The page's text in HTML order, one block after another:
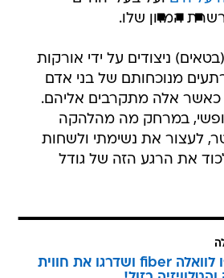
ניצודים על ידי אורקות
מנוכחותם של בני אדם
אלה מתקרבים אליהם.
חופשי, במרחק מה מהלהקה
של 14.5 מטר, לעצור את נשימתי ולשחות
את הרגע הזה של גודל
הצטרפו לוואלה fiber ושדרגו את חווית
בזול!
פייבר